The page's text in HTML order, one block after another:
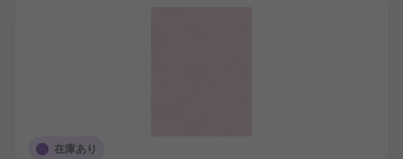
研磨ビット、モップ及びピグテール
在庫あり